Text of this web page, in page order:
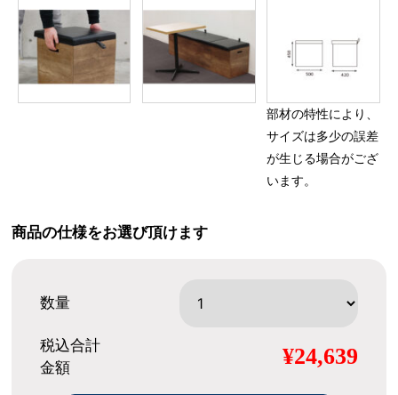
部材の特性により、
サイズは多少の誤差
が生じる場合がござ
います。
商品の仕様をお選び頂けます
数量
税込合計
金額
¥24,639